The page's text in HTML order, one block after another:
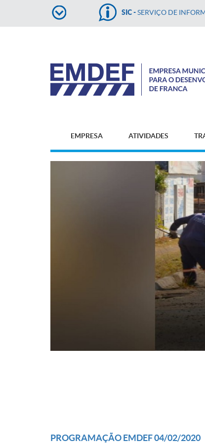
SIC -SERVIÇO DE
EMPRESA ATIVIDADES
PROGRAMAÇÃO EMDEF 04/02/2020